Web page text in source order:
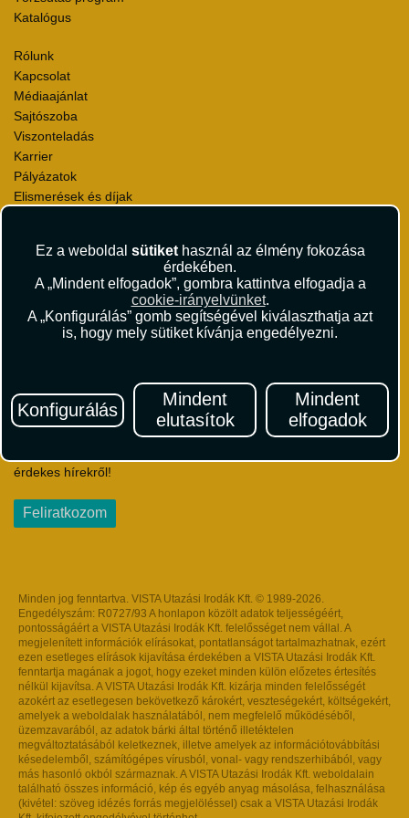
Ez a weboldal sütikethasznál az élmény fokozása
érdekében.
A „Mindent elfogadok”, gombra kattintva elfogadja a
cookie-irányelvünket.
A „Konfigurálás” gomb segítségével kiválaszthatja azt
is, hogy mely sütiket kívánja engedélyezni.
Konfigurálás
Mindent
elutasítok
Mindent
elfogadok
Katalógus
Rólunk
Kapcsolat
Médiaajánlat
Sajtószoba
Viszonteladás
Karrier
Pályázatok
Elismerések és díjak
Utazási Csomag Szerződési Feltételek
Útlemondás-biztosítás Szerződési Feltételek
Utasbiztosítás Szerződési Feltételek
Repülőjegy Szerződési Feltételek
Adatvédelem
Hírlevél
Iratkozzon fel Magyarország egyik legszínesebb utazási
érdekes hírekről!
Feliratkozom
Minden jog fenntartva. VISTA Utazási Irodák Kft. © 1989-2026.
Engedélyszám: R0727/93 A honlapon közölt adatok teljességéért,
pontosságáért a VISTA Utazási Irodák Kft. felelősséget nem vállal. A
megjelenített információk elírásokat, pontatlanságot tartalmazhatnak, ezért
ezen esetleges elírások kijavítása érdekében a VISTA Utazási Irodák Kft.
fenntartja magának a jogot, hogy ezeket minden külön előzetes értesítés
nélkül kijavítsa. A VISTA Utazási Irodák Kft. kizárja minden felelősségét
azokért az esetlegesen bekövetkező károkért, veszteségekért, költségekért,
amelyek a weboldalak használatából, nem megfelelő működéséből,
üzemzavarából, az adatok bárki által történő illetéktelen
megváltoztatásából keletkeznek, illetve amelyek az információtovábbítási
késedelemből, számítógépes vírusból, vonal- vagy rendszerhibából, vagy
más hasonló okból származnak. A VISTA Utazási Irodák Kft. weboldalain
található összes információ, kép és egyéb anyag másolása, felhasználása
(kivétel: szöveg idézés forrás megjelöléssel) csak a VISTA Utazási Irodák